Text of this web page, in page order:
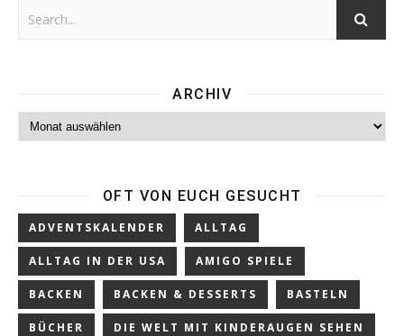
ARCHIV
Archiv
OFT VON EUCH GESUCHT
ADVENTSKALENDER ALLTAG
ALLTAG IN DER USA AMIGO SPIELE
BACKEN BACKEN & DESSERTS BASTELN
BÜCHER DIE WELT MIT KINDERAUGEN SEHEN